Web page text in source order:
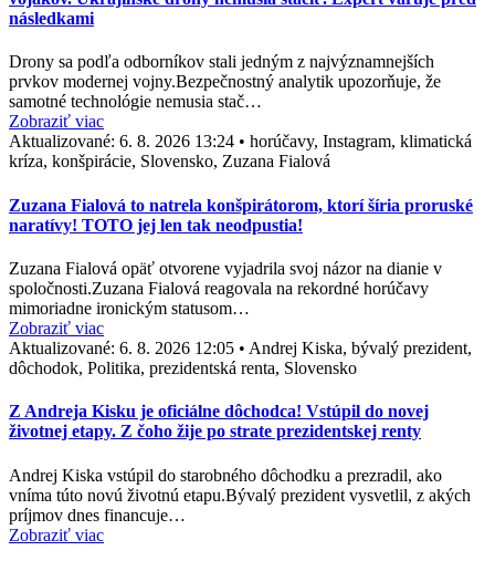
následkami
Drony sa podľa odborníkov stali jedným z najvýznamnejších
prvkov modernej vojny.Bezpečnostný analytik upozorňuje, že
samotné technológie nemusia stač…
Zobraziť viac
Aktualizované: 6. 8. 2026 13:24 • horúčavy, Instagram, klimatická
kríza, konšpirácie, Slovensko, Zuzana Fialová
Zuzana Fialová to natrela konšpirátorom, ktorí šíria proruské
naratívy! TOTO jej len tak neodpustia!
Zuzana Fialová opäť otvorene vyjadrila svoj názor na dianie v
spoločnosti.Zuzana Fialová reagovala na rekordné horúčavy
mimoriadne ironickým statusom…
Zobraziť viac
Aktualizované: 6. 8. 2026 12:05 • Andrej Kiska, bývalý prezident,
dôchodok, Politika, prezidentská renta, Slovensko
Z Andreja Kisku je oficiálne dôchodca! Vstúpil do novej
životnej etapy. Z čoho žije po strate prezidentskej renty
Andrej Kiska vstúpil do starobného dôchodku a prezradil, ako
vníma túto novú životnú etapu.Bývalý prezident vysvetlil, z akých
príjmov dnes financuje…
Zobraziť viac